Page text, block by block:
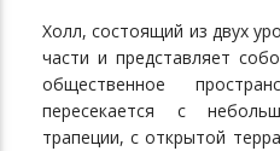
Холл, состоящий из двух
части и представляет
общественное
пересекается с
трапеции, с открытой